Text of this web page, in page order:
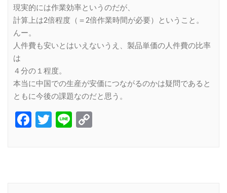
現実的には作業効率というのだが、
計算上は2倍程度（＝2倍作業時間が必要）ということ。
んー。
人件費も安いとはいえないうえ、製品単価の人件費の比率
は
４分の１程度。
本当に中国での生産が安価につながるのかは疑問であると
ともに今後の課題なのだと思う。
Facebook
Twitter
Line